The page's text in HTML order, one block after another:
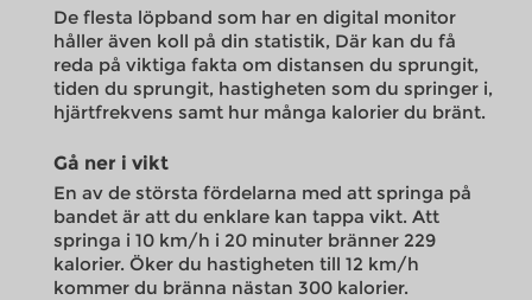
De flesta löpband som har en digital monitor
håller även koll på din statistik, Där kan du få
reda på viktiga fakta om distansen du sprungit,
tiden du sprungit, hastigheten som du springer i,
hjärtfrekvens samt hur många kalorier du bränt.
Gå ner i vikt
En av de största fördelarna med att springa på
bandet är att du enklare kan tappa vikt. Att
springa i 10 km/h i 20 minuter bränner 229
kalorier. Öker du hastigheten till 12 km/h
kommer du bränna nästan 300 kalorier.